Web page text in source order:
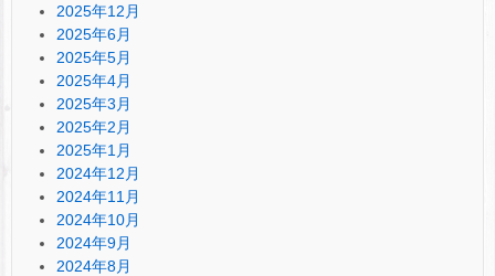
2025年12月
2025年6月
2025年5月
2025年4月
2025年3月
2025年2月
2025年1月
2024年12月
2024年11月
2024年10月
2024年9月
2024年8月